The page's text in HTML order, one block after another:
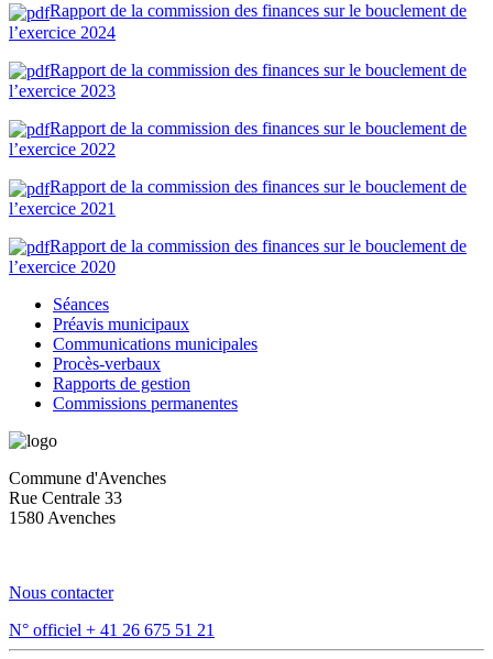
Rapport de la commission des finances sur le bouclement de
l’exercice 2024
Rapport de la commission des finances sur le bouclement de
l’exercice 2023
Rapport de la commission des finances sur le bouclement de
l’exercice 2022
Rapport de la commission des finances sur le bouclement de
l’exercice 2021
Rapport de la commission des finances sur le bouclement de
l’exercice 2020
Séances
Préavis municipaux
Communications municipales
Procès-verbaux
Rapports de gestion
Commissions permanentes
Commune d'Avenches
Rue Centrale 33
1580 Avenches
Nous contacter
N° officiel + 41 26 675 51 21